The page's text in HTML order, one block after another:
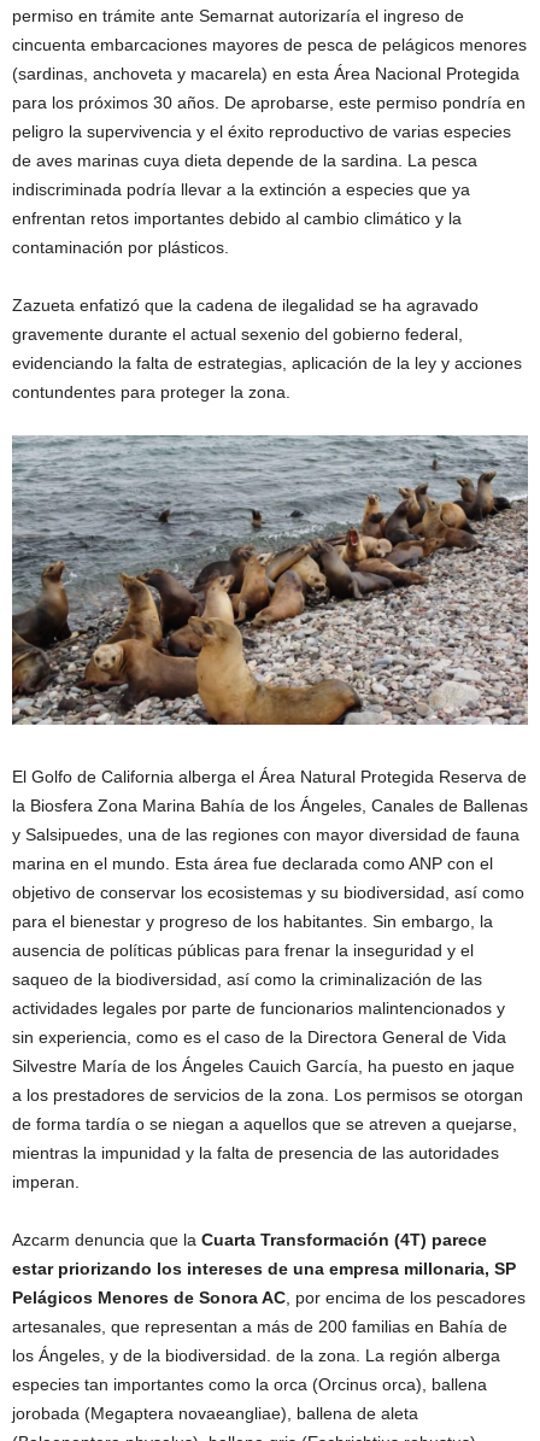
permiso en trámite ante Semarnat autorizaría el ingreso de
cincuenta embarcaciones mayores de pesca de pelágicos menores
(sardinas, anchoveta y macarela) en esta Área Nacional Protegida
para los próximos 30 años. De aprobarse, este permiso pondría en
peligro la supervivencia y el éxito reproductivo de varias especies
de aves marinas cuya dieta depende de la sardina. La pesca
indiscriminada podría llevar a la extinción a especies que ya
enfrentan retos importantes debido al cambio climático y la
contaminación por plásticos.
Zazueta enfatizó que la cadena de ilegalidad se ha agravado
gravemente durante el actual sexenio del gobierno federal,
evidenciando la falta de estrategias, aplicación de la ley y acciones
contundentes para proteger la zona.
El Golfo de California alberga el Área Natural Protegida Reserva de
la Biosfera Zona Marina Bahía de los Ángeles, Canales de Ballenas
y Salsipuedes, una de las regiones con mayor diversidad de fauna
marina en el mundo. Esta área fue declarada como ANP con el
objetivo de conservar los ecosistemas y su biodiversidad, así como
para el bienestar y progreso de los habitantes. Sin embargo, la
ausencia de políticas públicas para frenar la inseguridad y el
saqueo de la biodiversidad, así como la criminalización de las
actividades legales por parte de funcionarios malintencionados y
sin experiencia, como es el caso de la Directora General de Vida
Silvestre María de los Ángeles Cauich García, ha puesto en jaque
a los prestadores de servicios de la zona. Los permisos se otorgan
de forma tardía o se niegan a aquellos que se atreven a quejarse,
mientras la impunidad y la falta de presencia de las autoridades
imperan.
Azcarm denuncia que la Cuarta Transformación (4T) parece
estar priorizando los intereses de una empresa millonaria, SP
Pelágicos Menores de Sonora AC, por encima de los pescadores
artesanales, que representan a más de 200 familias en Bahía de
los Ángeles, y de la biodiversidad. de la zona. La región alberga
especies tan importantes como la orca (Orcinus orca), ballena
jorobada (Megaptera novaeangliae), ballena de aleta